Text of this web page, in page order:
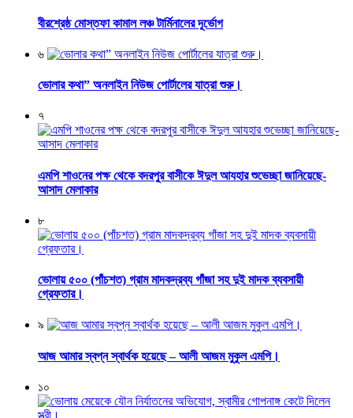
বীরশ্রেষ্ঠ মোস্তফা কামাল লঞ্চ টার্মিনালের দূর্ভোগ
৬
ভোলার কথা” অনলাইন নিউজ পোর্টালের যাত্রা শুরু।
৭
এমপি শাওনের পক্ষ থেকে বদরপুর বাসীকে ঈদুল আযহার শুভেচ্ছা জানিয়েছে-
আসাদ মেলাকার
৮
ভোলায় ৫০০ (পাঁচশত) গ্রাম মাদকদ্রব্য গাঁজা সহ দুই মাদক ব্যবসায়ী
গ্রেফতার।
৯
আজ আমার স্বপ্ন স্বার্থক হয়েছে – আলী আজম মুকুল এমপি।
১০